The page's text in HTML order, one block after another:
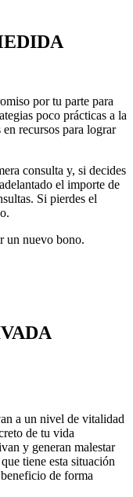
por tu parte para
poco prácticas a la
recursos para lograr
consulta y, si decides
el importe de
Si pierdes el
un nuevo bono.
a un nivel de vitalidad
de tu vida
y generan malestar
tiene esta situación
de forma